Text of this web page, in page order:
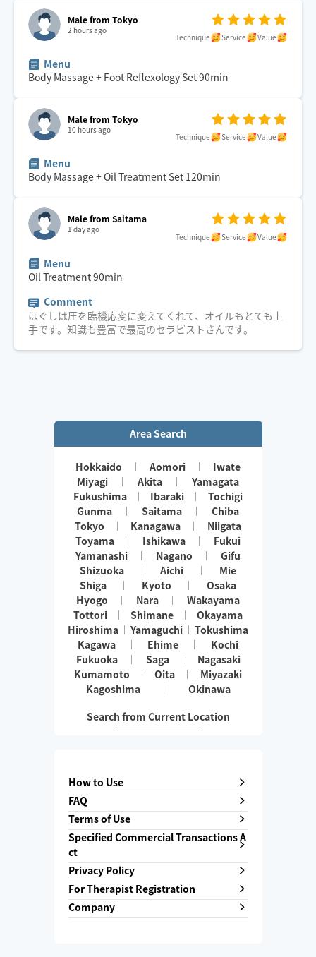
Male from Tokyo
2 hours ago
Technique Service Value
Menu
Body Massage + Foot Reflexology Set90min
Male from Tokyo
10 hours ago
Technique Service Value
Menu
Body Massage + Oil Treatment Set 120min
Male from Saitama
1 day ago
Technique Service Value
Menu
Oil Treatment90min
Comment
ほぐしは圧を臨機応変に変えてくれて、オイルもとても上
手です。知識も豊富で最高のセラピストさんです。
Area Search
Hokkaido Aomori
Iwate
Miyagi
Akita
Yamagata
Fukushima
Ibaraki
Tochigi
Gunma
Saitama
Chiba
Tokyo
Kanagawa
Niigata
Toyama
Ishikawa
Fukui
Yamanashi
Nagano
Gifu
Shizuoka
Aichi
Mie
Shiga
Kyoto
Osaka
Hyogo
Nara
Wakayama
Tottori
Shimane
Okayama
Hiroshima
Yamaguchi
Tokushima
Kagawa
Ehime
Kochi
Fukuoka
Saga
Nagasaki
Kumamoto
Oita
Miyazaki
Kagoshima
Okinawa
Search from Current Location
How to Use
FAQ
Terms of Use
Specified Commercial Transactions A
ct
Privacy Policy
For Therapist Registration
Company